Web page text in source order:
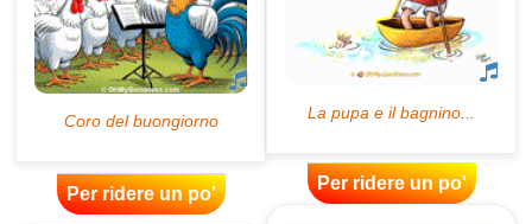
Per ridere un po'
Per ridere un po'